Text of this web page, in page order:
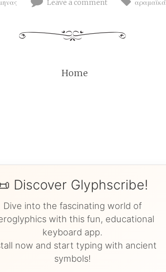
Leave a comment αραμαϊκά
Home
Discover Glyphscribe!
Dive into the fascinating world of
with this fun, educational
keyboard app.
now and start typing with ancient
symbols!